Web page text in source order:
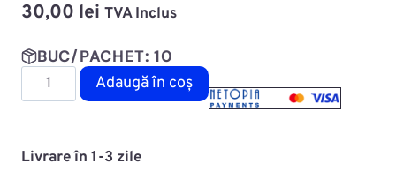
30,00 lei TVA Inclus
BUC/PACHET: 10
Cantitate
Diblu
capitonaj
Adaugă în coș
Livrare în 1-3 zile